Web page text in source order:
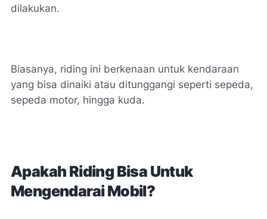
dilakukan.
Biasanya, riding ini berkenaan untuk kendaraan
yang bisa dinaiki atau ditunggangi seperti sepeda,
sepeda motor, hingga kuda.
Apakah Riding Bisa Untuk
Mengendarai Mobil?